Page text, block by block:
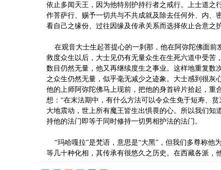
依止多闻天王，因为他特别护持行者之戒行。上士道之
作菩萨行、赐予一切共与不共成就及除去任何外、内
看自己之缘份、过往因缘及传承关系而选择依止合意之
在观音大士生起菩提心的一刹那，他在阿弥陀佛面前
救度众生以后，大士见仍有无量众生在生死六道中受苦
数目仍然无量，他又再继续度生之事业。这样地重复数
之众生仍然无量，似乎毫无减少之迹象。大士感到很灰
他的上师阿弥陀佛马上现前，把他的身首碎片拾起，
想：“在末法期中，有什么方法可以令众生免于短寿、
大地震动，世上所有魔王皆生出惧畏的心。所以我们
持他的法门即等于同时修持一切男相护法的法门。
“玛哈嘎拉”是梵语，意思是“大黑”，但我们多尊称他
等几十种化相，其传承有很悠久之历史。在西藏各派，